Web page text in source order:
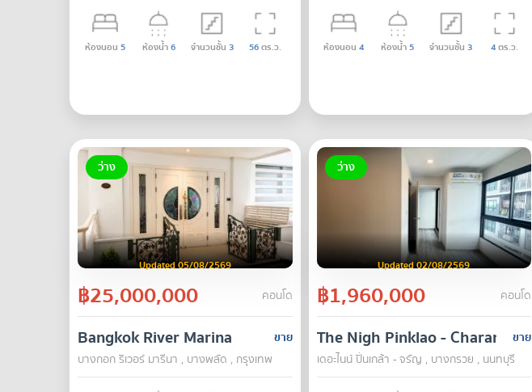
ห้องนอน 5 ห้องน้ำ6 จำนวนชั้น 3 56ตร.ว. ห้องนอน 4 ห้องน้ำ5 จำนวนชั้น 3 4ตร.ว.
ว่าง
Updated 05/08/2569
฿25,000,000 คอนโด
ขาย
Bangkok River Marina
บางกอก ริเวอร์ มารีนา , บางพลัด , กรุงเทพ
ว่าง
Updated 02/08/2569
฿1,960,000 คอนโด
ขาย
The Nigh Pinklao - Charan
เดอะไนน์ ปิ่นเกล้า - จรัญ , บางกรวย , นนทบุรี